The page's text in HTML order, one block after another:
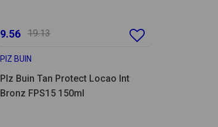
9.56 19.13
PIZ BUIN
PIz Buin Tan Protect Locao Int
Bronz FPS15 150ml